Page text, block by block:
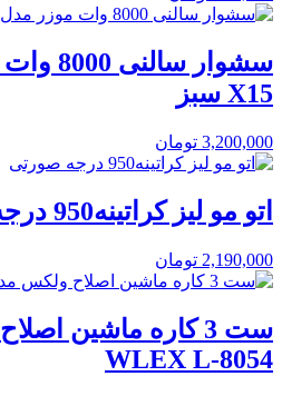
X15 سبز
3,200,000 تومان
اتو مو لیز کراتینه950 درجه صورتی
2,190,000 تومان
ست 3 کاره ماشین
WLEX L-8054